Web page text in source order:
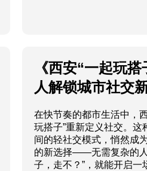
《西安“一起玩
人解锁城市社交
在快节奏的都市生活中，
玩搭子”重新定义社交。这
间的轻社交模式，悄然成
的新选择——无需复杂的
子，走不？”，就能开启一